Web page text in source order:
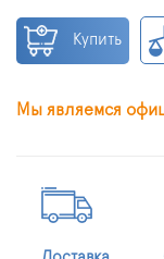
Купить
Мы являемся